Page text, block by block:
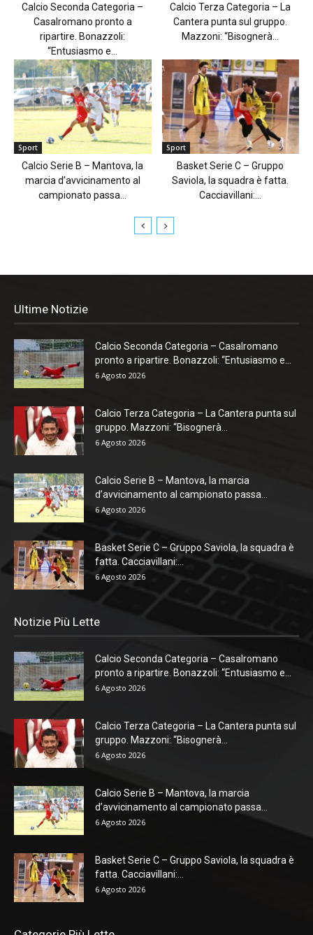
Calcio Seconda Categoria –
Casalromano pronto a
ripartire. Bonazzoli:
“Entusiasmo e...
Calcio Terza Categoria – La
Cantera punta sul gruppo.
Mazzoni: “Bisognerà...
Sport
Calcio Serie B – Mantova, la
marcia d’avvicinamento al
campionato passa...
Sport
Basket Serie C – Gruppo
Saviola, la squadra è fatta.
Cacciavillani:...
Ultime Notizie
Calcio Seconda Categoria – Casalromano
pronto a ripartire. Bonazzoli: “Entusiasmo e...
6 Agosto 2026
Calcio Terza Categoria – La Cantera punta sul
gruppo. Mazzoni: “Bisognerà...
6 Agosto 2026
Calcio Serie B – Mantova, la marcia
d’avvicinamento al campionato passa...
6 Agosto 2026
Basket Serie C – Gruppo Saviola, la squadra è
fatta. Cacciavillani:...
6 Agosto 2026
Notizie Più Lette
Calcio Seconda Categoria – Casalromano
pronto a ripartire. Bonazzoli: “Entusiasmo e...
6 Agosto 2026
Calcio Terza Categoria – La Cantera punta sul
gruppo. Mazzoni: “Bisognerà...
6 Agosto 2026
Calcio Serie B – Mantova, la marcia
d’avvicinamento al campionato passa...
6 Agosto 2026
Basket Serie C – Gruppo Saviola, la squadra è
fatta. Cacciavillani:...
6 Agosto 2026